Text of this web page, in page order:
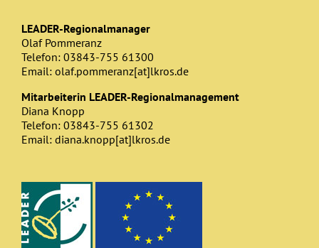
LEADER-Regionalmanager
Olaf Pommeranz
Telefon: 03843-755 61300
Email: olaf.pommeranz[at]lkros.de
Mitarbeiterin LEADER-Regionalmanagement
Diana Knopp
Telefon: 03843-755 61302
Email: diana.knopp[at]lkros.de